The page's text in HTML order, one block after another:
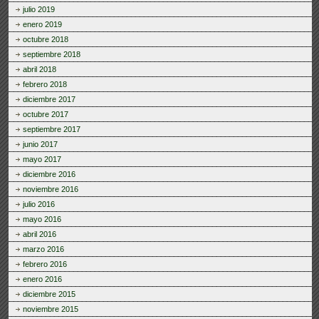
julio 2019
enero 2019
octubre 2018
septiembre 2018
abril 2018
febrero 2018
diciembre 2017
octubre 2017
septiembre 2017
junio 2017
mayo 2017
diciembre 2016
noviembre 2016
julio 2016
mayo 2016
abril 2016
marzo 2016
febrero 2016
enero 2016
diciembre 2015
noviembre 2015